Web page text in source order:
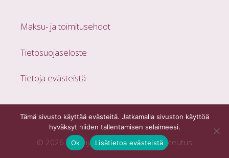
Maksu- ja toimitusehdot
Tietosuojaseloste
Tietoja evästeistä
© 2026 T:mi Eijan Kudontaputiikki |Toteutus
Tämä sivusto käyttää evästeitä. Jatkamalla sivuston käyttöä
hyväksyt niiden tallentamisen selaimeesi.
Ok
Lisätietoa evästeistä